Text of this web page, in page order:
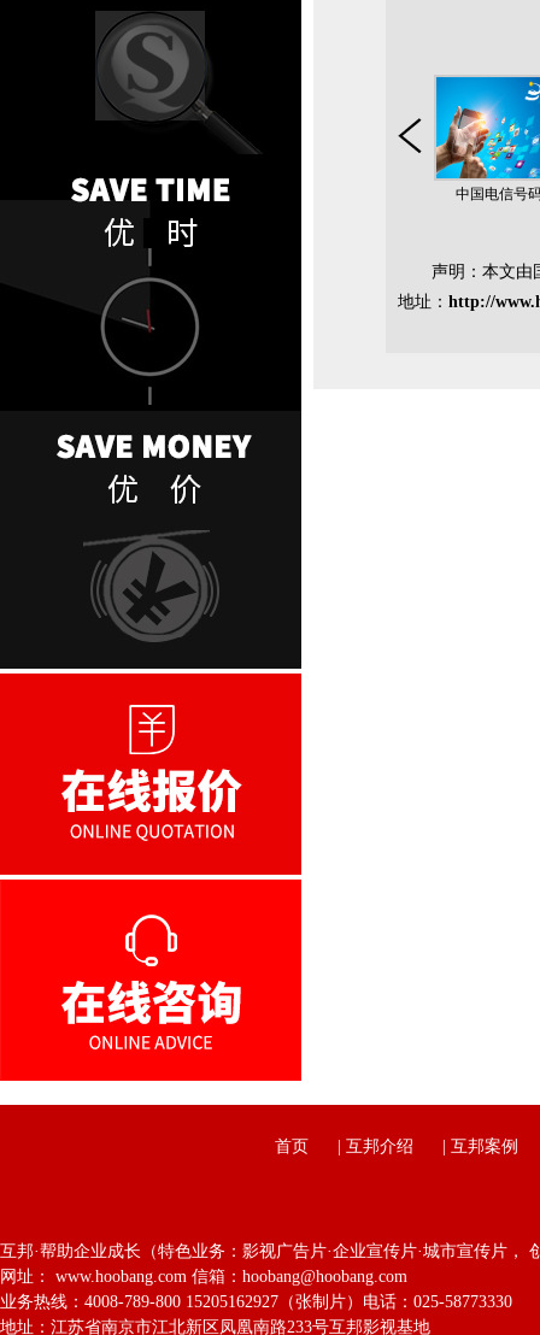
中国电信号
声明：本文由
地址： http://
首页 互邦介绍 互邦案例
互邦·帮助企业成长（特色业务：影视广告片·企业宣传片·城市宣传片，
网址： www.hoobang.com 信箱：hoobang@hoobang.com
业务热线：4008-789-800 15205162927（张制片）电话：025-58773330
地址：江苏省南京市江北新区凤凰南路233号互邦影视基地